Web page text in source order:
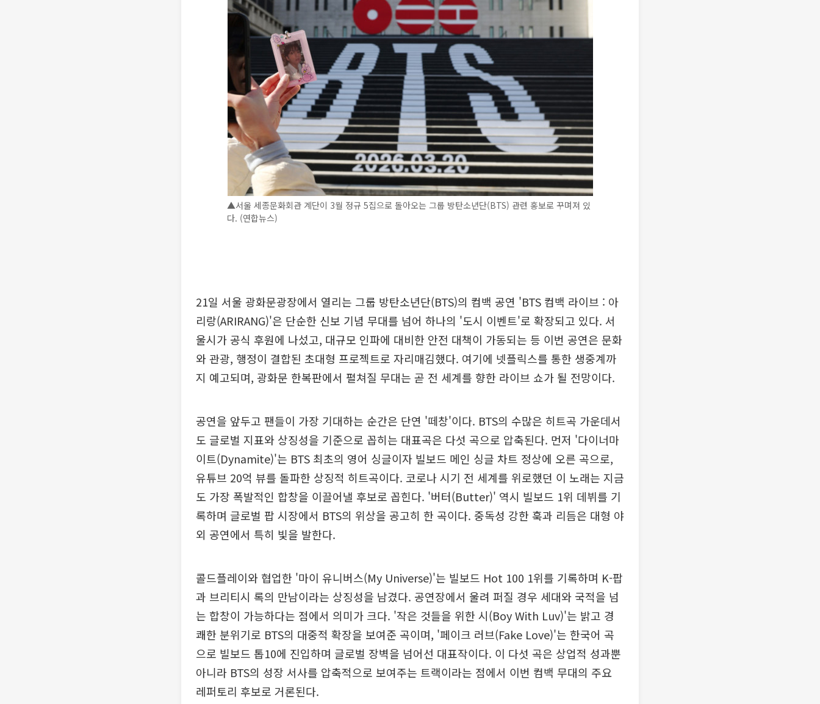
▲서울 세종문화회관 계단이 3월 정규 5집으로 돌아오는 그룹 방탄소년단(BTS) 관련 홍보로 꾸며져 있
다. (연합뉴스)
21일 서울 광화문광장에서 열리는 그룹 방탄소년단(BTS)의 컴백 공연 'BTS 컴백 라이브 : 아
리랑(ARIRANG)'은 단순한 신보 기념 무대를 넘어 하나의 '도시 이벤트'로 확장되고 있다. 서
울시가 공식 후원에 나섰고, 대규모 인파에 대비한 안전 대책이 가동되는 등 이번 공연은 문화
와 관광, 행정이 결합된 초대형 프로젝트로 자리매김했다. 여기에 넷플릭스를 통한 생중계까
지 예고되며, 광화문 한복판에서 펼쳐질 무대는 곧 전 세계를 향한 라이브 쇼가 될 전망이다.
공연을 앞두고 팬들이 가장 기대하는 순간은 단연 '떼창'이다. BTS의 수많은 히트곡 가운데서
도 글로벌 지표와 상징성을 기준으로 꼽히는 대표곡은 다섯 곡으로 압축된다. 먼저 '다이너마
이트(Dynamite)'는 BTS 최초의 영어 싱글이자 빌보드 메인 싱글 차트 정상에 오른 곡으로,
유튜브 20억 뷰를 돌파한 상징적 히트곡이다. 코로나 시기 전 세계를 위로했던 이 노래는 지금
도 가장 폭발적인 합창을 이끌어낼 후보로 꼽힌다. '버터(Butter)' 역시 빌보드 1위 데뷔를 기
록하며 글로벌 팝 시장에서 BTS의 위상을 공고히 한 곡이다. 중독성 강한 훅과 리듬은 대형 야
외 공연에서 특히 빛을 발한다.
콜드플레이와 협업한 '마이 유니버스(My Universe)'는 빌보드 Hot 100 1위를 기록하며 K-팝
과 브리티시 록의 만남이라는 상징성을 남겼다. 공연장에서 울려 퍼질 경우 세대와 국적을 넘
는 합창이 가능하다는 점에서 의미가 크다. '작은 것들을 위한 시(Boy With Luv)'는 밝고 경
쾌한 분위기로 BTS의 대중적 확장을 보여준 곡이며, '페이크 러브(Fake Love)'는 한국어 곡
으로 빌보드 톱10에 진입하며 글로벌 장벽을 넘어선 대표작이다. 이 다섯 곡은 상업적 성과뿐
아니라 BTS의 성장 서사를 압축적으로 보여주는 트랙이라는 점에서 이번 컴백 무대의 주요
레퍼토리 후보로 거론된다.